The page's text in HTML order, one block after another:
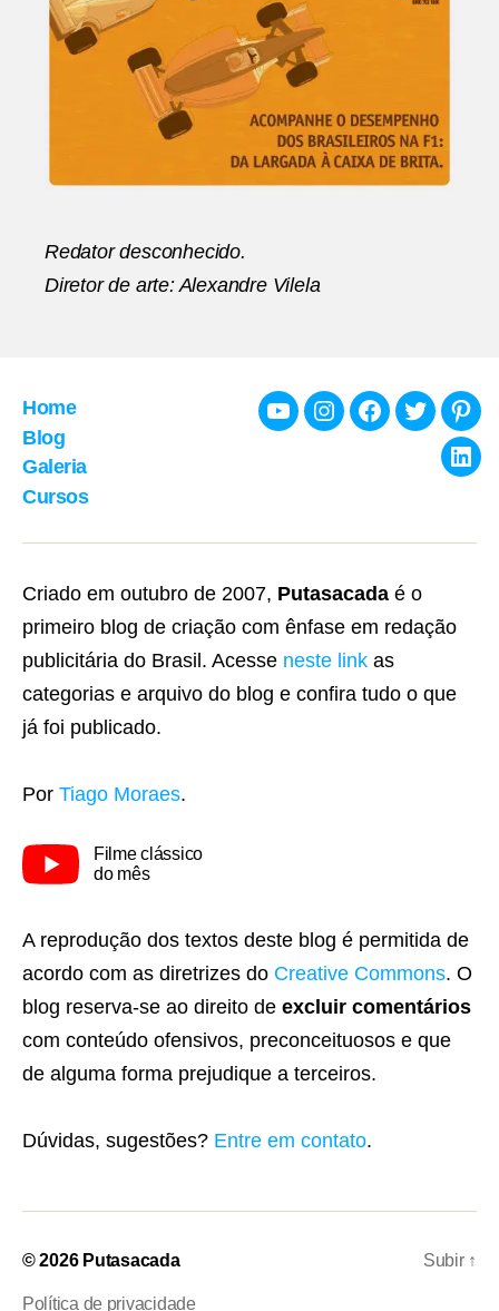
Redator desconhecido.
Diretor de arte: Alexandre Vilela
Home
Blog
Galeria
Cursos
YoutubeInstagramFacebook
Twitter
Criado em outubro de 2007, Putasacada é o
primeiro blog de criação com ênfase em redação
publicitária do Brasil. Acesse neste link as
categorias e arquivo do blog e confira tudo o que
já foi publicado.
Por Tiago Moraes.
Filme clássico
do mês
A reprodução dos textos deste blog é permitida de
acordo com as diretrizes do Creative Commons. O
blog reserva-se ao direito de excluir comentários
com conteúdo ofensivos, preconceituosos e que
de alguma forma prejudique a terceiros.
Dúvidas, sugestões? Entre em contato.
© 2026 Putasacada
Política de privacidade
Subir ↑